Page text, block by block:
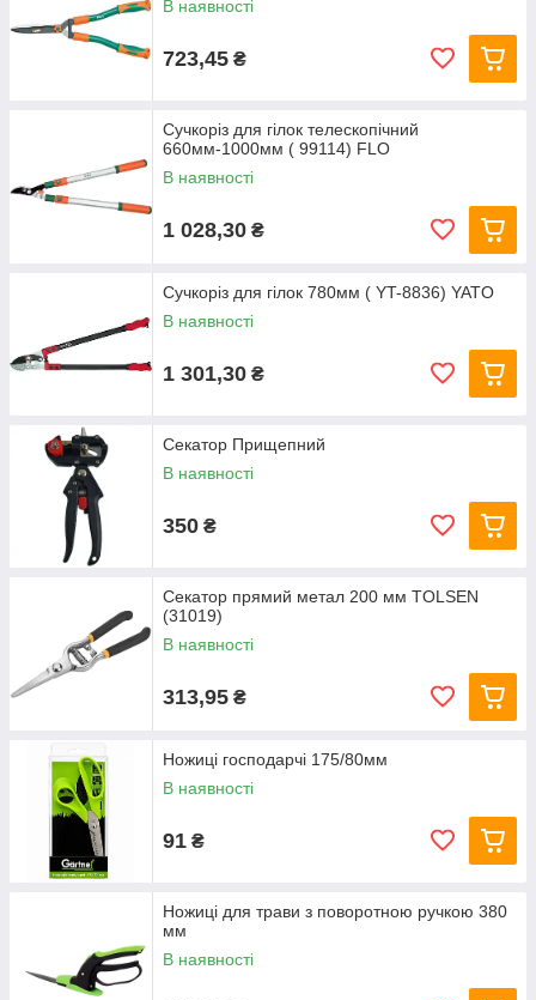
В наявності
723,45 ₴
Сучкоріз для гілок телескопічний
660мм-1000мм ( 99114) FLO
В наявності
1 028,30 ₴
Сучкоріз для гілок 780мм ( YT-8836) YATO
В наявності
1 301,30 ₴
Секатор Прищепний
В наявності
350 ₴
Секатор прямий метал 200 мм TOLSEN
(31019)
В наявності
313,95 ₴
Ножиці господарчі 175/80мм
В наявності
91 ₴
Ножиці для трави з поворотною ручкою 380
мм
В наявності